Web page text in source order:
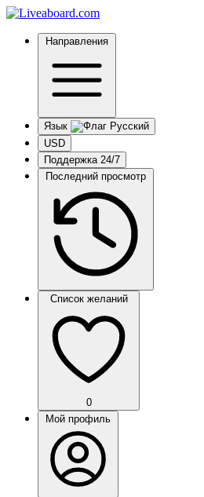
Направления
Язык
USD
Поддержка 24/7
Последний просмотр
Список желаний
0
Мой профиль